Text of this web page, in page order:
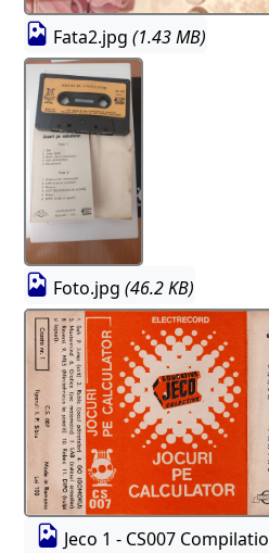
Fata2.jpg (1.43 MB)
Foto.jpg (46.2 KB)
Jeco 1 - CS007